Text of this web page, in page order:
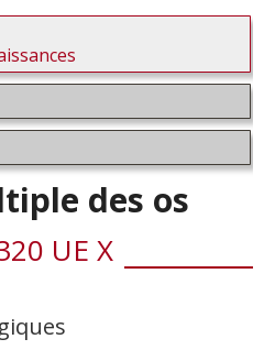
des os
UE X